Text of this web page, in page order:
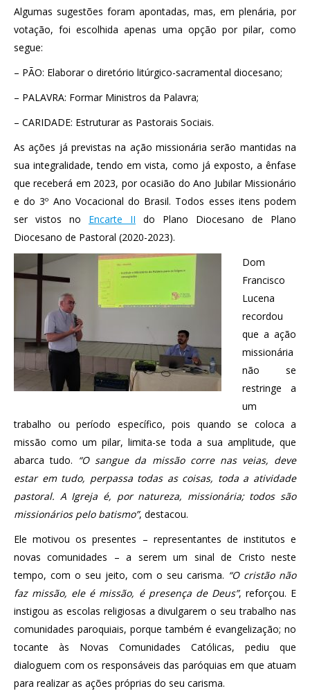
Algumas sugestões foram apontadas, mas, em plenária, por
votação, foi escolhida apenas uma opção por pilar, como
segue:
– PÃO: Elaborar o diretório litúrgico-sacramental diocesano;
– PALAVRA: Formar Ministros da Palavra;
– CARIDADE: Estruturar as Pastorais Sociais.
As ações já previstas na ação missionária serão mantidas na
sua integralidade, tendo em vista, como já exposto, a ênfase
que receberá em 2023, por ocasião do Ano Jubilar Missionário
e do 3º Ano Vocacional do Brasil. Todos esses itens podem
ser vistos no Encarte II do Plano Diocesano de Plano
Diocesano de Pastoral (2020-2023).
Dom
Francisco
Lucena
recordou
que a ação
missionária
não se
restringe a
um
trabalho ou período específico, pois quando se coloca a
missão como um pilar, limita-se toda a sua amplitude, que
abarca tudo. “O sangue da missão corre nas veias, deve
estar em tudo, perpassa todas as coisas, toda a atividade
pastoral. A Igreja é, por natureza, missionária; todos são
missionários pelo batismo”, destacou.
Ele motivou os presentes – representantes de institutos e
novas comunidades – a serem um sinal de Cristo neste
tempo, com o seu jeito, com o seu carisma. “O cristão não
faz missão, ele é missão, é presença de Deus”, reforçou. E
instigou as escolas religiosas a divulgarem o seu trabalho nas
comunidades paroquiais, porque também é evangelização; no
tocante às Novas Comunidades Católicas, pediu que
dialoguem com os responsáveis das paróquias em que atuam
para realizar as ações próprias do seu carisma.